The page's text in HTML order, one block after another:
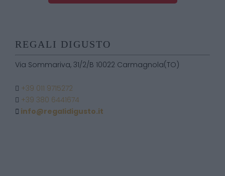
REGALI DIGUSTO
Via Sommariva, 31/2/B 10022 Carmagnola(TO)
+39 011 9715272
+39 380 6441674
info@regalidigusto.it